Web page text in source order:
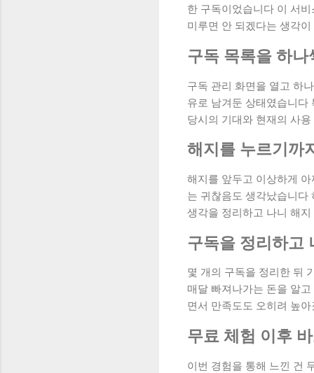
한 구독이었습니다 이 서
미루면 안 되겠다는 생각
구독 목록을 하
구독 관리 화면을 열고 하
유로 남겨둔 상태였습니다
당시의 기대와 현재의 사
해지를 누르기까
해지를 앞두고 이상하게
는 귀찮음도 생각났습니다
생각을 정리하고 나니 해
구독을 정리하고
몇 개의 구독을 정리한 뒤
매달 빠져나가는 돈을 알
면서 만족도도 오히려 높
무료 체험 이후
이번 경험을 통해 느낀 건